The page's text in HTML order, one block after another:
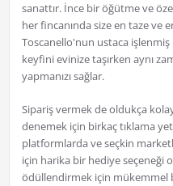
sanattır. İnce bir öğütme ve
her fincanında size en taze ve
Toscanello'nun ustaca işlenmiş
keyfini evinize taşırken aynı
yapmanızı sağlar.
Sipariş vermek de oldukça
denemek için birkaç tıklama
platformlarda ve seçkin
için harika bir hediye seçeneği
ödüllendirmek için mükemmel